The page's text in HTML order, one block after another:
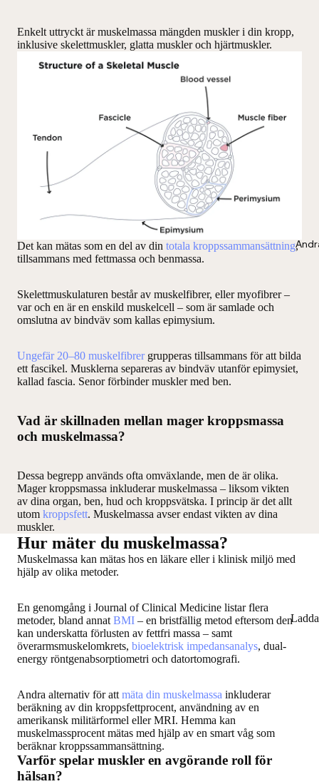
Enkelt uttryckt är muskelmassa mängden muskler i din kropp,
inklusive skelettmuskler, glatta muskler och hjärtmuskler.
Det kan mätas som en del av din totala kroppssammansättning,
tillsammans med fettmassa och benmassa.
Skelettmuskulaturen består av muskelfibrer, eller myofibrer –
var och en är en enskild muskelcell – som är samlade och
omslutna av bindväv som kallas epimysium.
Ungefär 20–80 muskelfibrergrupperas tillsammans för att bilda
ett fascikel. Musklerna separeras av bindväv utanför epimysiet,
kallad fascia. Senor förbinder muskler med ben.
Vad är skillnaden mellan mager kroppsmassa
och muskelmassa?
Dessa begrepp används ofta omväxlande, men de är olika.
Mager kroppsmassa inkluderar muskelmassa – liksom vikten
av dina organ, ben, hud och kroppsvätska. I princip är det allt
utom kroppsfett. Muskelmassa avser endast vikten av dina
muskler.
Hur mäter du muskelmassa?
Muskelmassa kan mätas hos en läkare eller i klinisk miljö med
hjälp av olika metoder.
En genomgång i Journal of Clinical Medicine listar flera
metoder, bland annat BMI – en bristfällig metod eftersom den
kan underskatta förlusten av fettfri massa – samt
överarmsmuskelomkrets, bioelektrisk impedansanalys, dual-
energy röntgenabsorptiometri och datortomografi.
Andra alternativ för att mäta din muskelmassa inkluderar
beräkning av din kroppsfettprocent, användning av en
amerikansk militärformel eller MRI. Hemma kan
muskelmassprocent mätas med hjälp av en smart våg som
beräknar kroppssammansättning.
Varför spelar muskler en avgörande roll för
hälsan?